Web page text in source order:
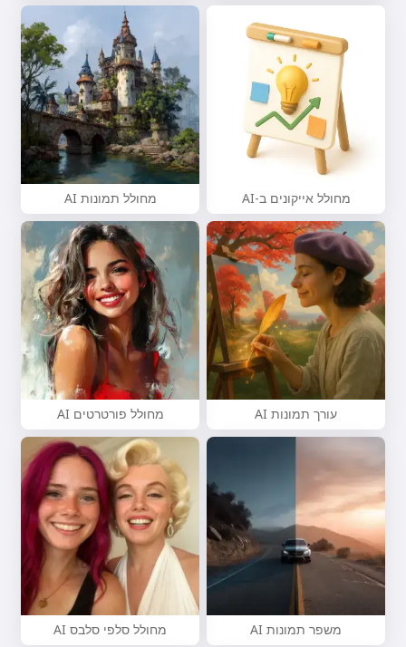
מחולל אייקונים ב-AI מחולל תמונות AI
עורך תמונות AI מחולל פורטרטים AI
משפר תמונות AI מחולל סלפי סלבס AI